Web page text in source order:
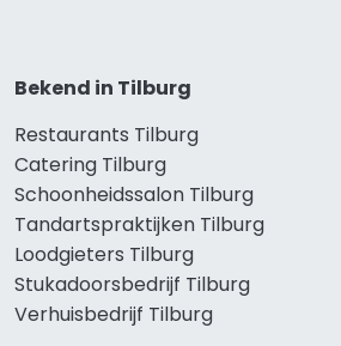
Bekend in Tilburg
Restaurants Tilburg
Catering Tilburg
Schoonheidssalon Tilburg
Tandartspraktijken Tilburg
Loodgieters Tilburg
Stukadoorsbedrijf Tilburg
Verhuisbedrijf Tilburg